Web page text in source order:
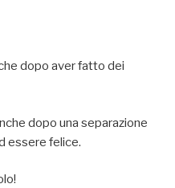
dopo aver fatto dei
dopo una separazione
essere felice.